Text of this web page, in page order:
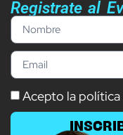
Registrate al
Acepto la